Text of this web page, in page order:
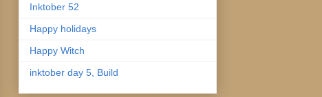
Inktober 52
Happy holidays
Happy Witch
inktober day 5, Build